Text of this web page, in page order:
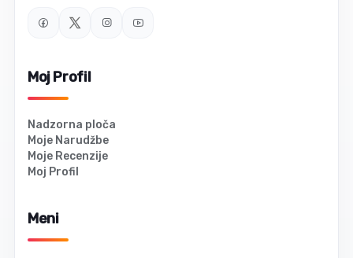
Moj Profil
Nadzorna ploča
Moje Narudžbe
Moje Recenzije
Moj Profil
Meni